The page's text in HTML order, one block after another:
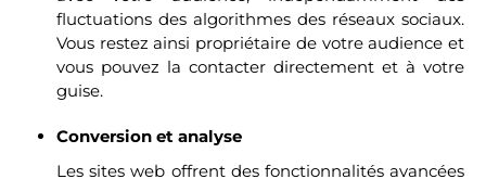
fluctuations des algorithmes des réseaux sociaux.
Vous restez ainsi propriétaire de votre audience et
vous pouvez la contacter directement et à votre
guise.
Conversion et analyse
Les sites web offrent des fonctionnalités avancées